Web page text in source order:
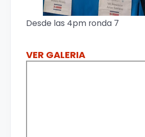
Desde las 4pm ronda 7
VER GALERIA